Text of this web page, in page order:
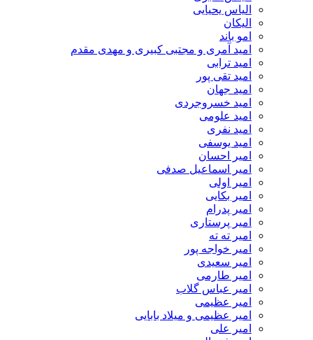
الیاس یحیایی
الیکان
امو باند
امید آمری و مجتبی کبیری و مهدى مقدم
امید ترابی
امید تقی پور
امید جهان
امید خسروجردی
امید علومی
امید نفری
امید یوسفی
امیر احسان
امیر اسماعیل صدفی
امیر اولی
امیر بکایی
امیر پدرام
امیر پرستاری
امیر ته ته
امیر خواجه پور
امیر سعیدی
امیر طارمی
امیر عباس گلاب
امیر عظیمی
امیر عظیمی و میلاد بابایی
امیر علی